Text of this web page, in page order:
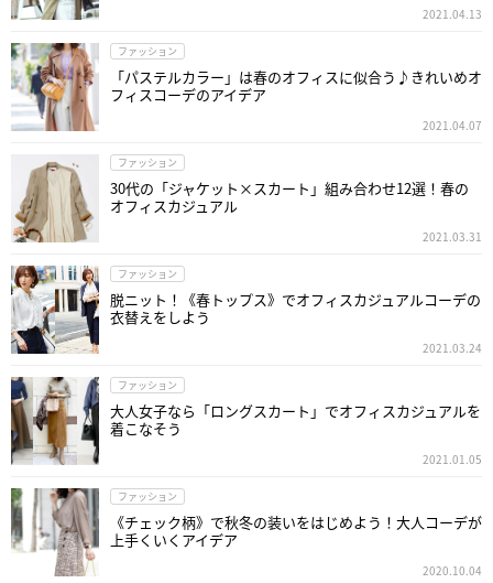
2021.04.13
ファッション
「パステルカラー」は春のオフィスに似合う♪きれいめオ
フィスコーデのアイデア
2021.04.07
ファッション
30代の「ジャケット×スカート」組み合わせ12選！春の
オフィスカジュアル
2021.03.31
ファッション
脱ニット！《春トップス》でオフィスカジュアルコーデの
衣替えをしよう
2021.03.24
ファッション
大人女子なら「ロングスカート」でオフィスカジュアルを
着こなそう
2021.01.05
ファッション
《チェック柄》で秋冬の装いをはじめよう！大人コーデが
上手くいくアイデア
2020.10.04